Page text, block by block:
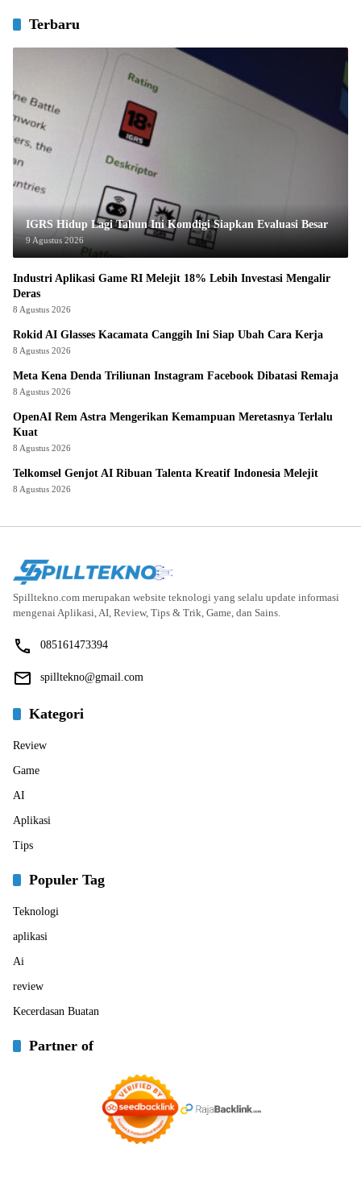
Terbaru
IGRS Hidup Lagi Tahun Ini Komdigi Siapkan Evaluasi Besar
9 Agustus 2026
Industri Aplikasi Game RI Melejit 18% Lebih Investasi Mengalir
Deras
8 Agustus 2026
Rokid AI Glasses Kacamata Canggih Ini Siap Ubah Cara Kerja
8 Agustus 2026
Meta Kena Denda Triliunan Instagram Facebook Dibatasi Remaja
8 Agustus 2026
OpenAI Rem Astra Mengerikan Kemampuan Meretasnya Terlalu
Kuat
8 Agustus 2026
Telkomsel Genjot AI Ribuan Talenta Kreatif Indonesia Melejit
8 Agustus 2026
Spilltekno.com merupakan website teknologi yang selalu update informasi
mengenai Aplikasi, AI, Review, Tips & Trik, Game, dan Sains.
085161473394
spilltekno@gmail.com
Kategori
Review
Game
AI
Aplikasi
Tips
Populer Tag
Teknologi
aplikasi
Ai
review
Kecerdasan Buatan
Partner of